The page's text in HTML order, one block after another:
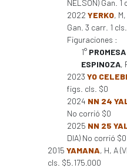
NELSON) Gan.
2022 YERKO,
Gan. 3 carr. 1
Figuraciones :
1°
ESPINOZA,
2023 YO
figs. cls. $0
2024 NN 24
No corrió $0
2025 NN 25
DIA) No corrió $0
2015 YAMANA, H, A
cls. $5.175.000